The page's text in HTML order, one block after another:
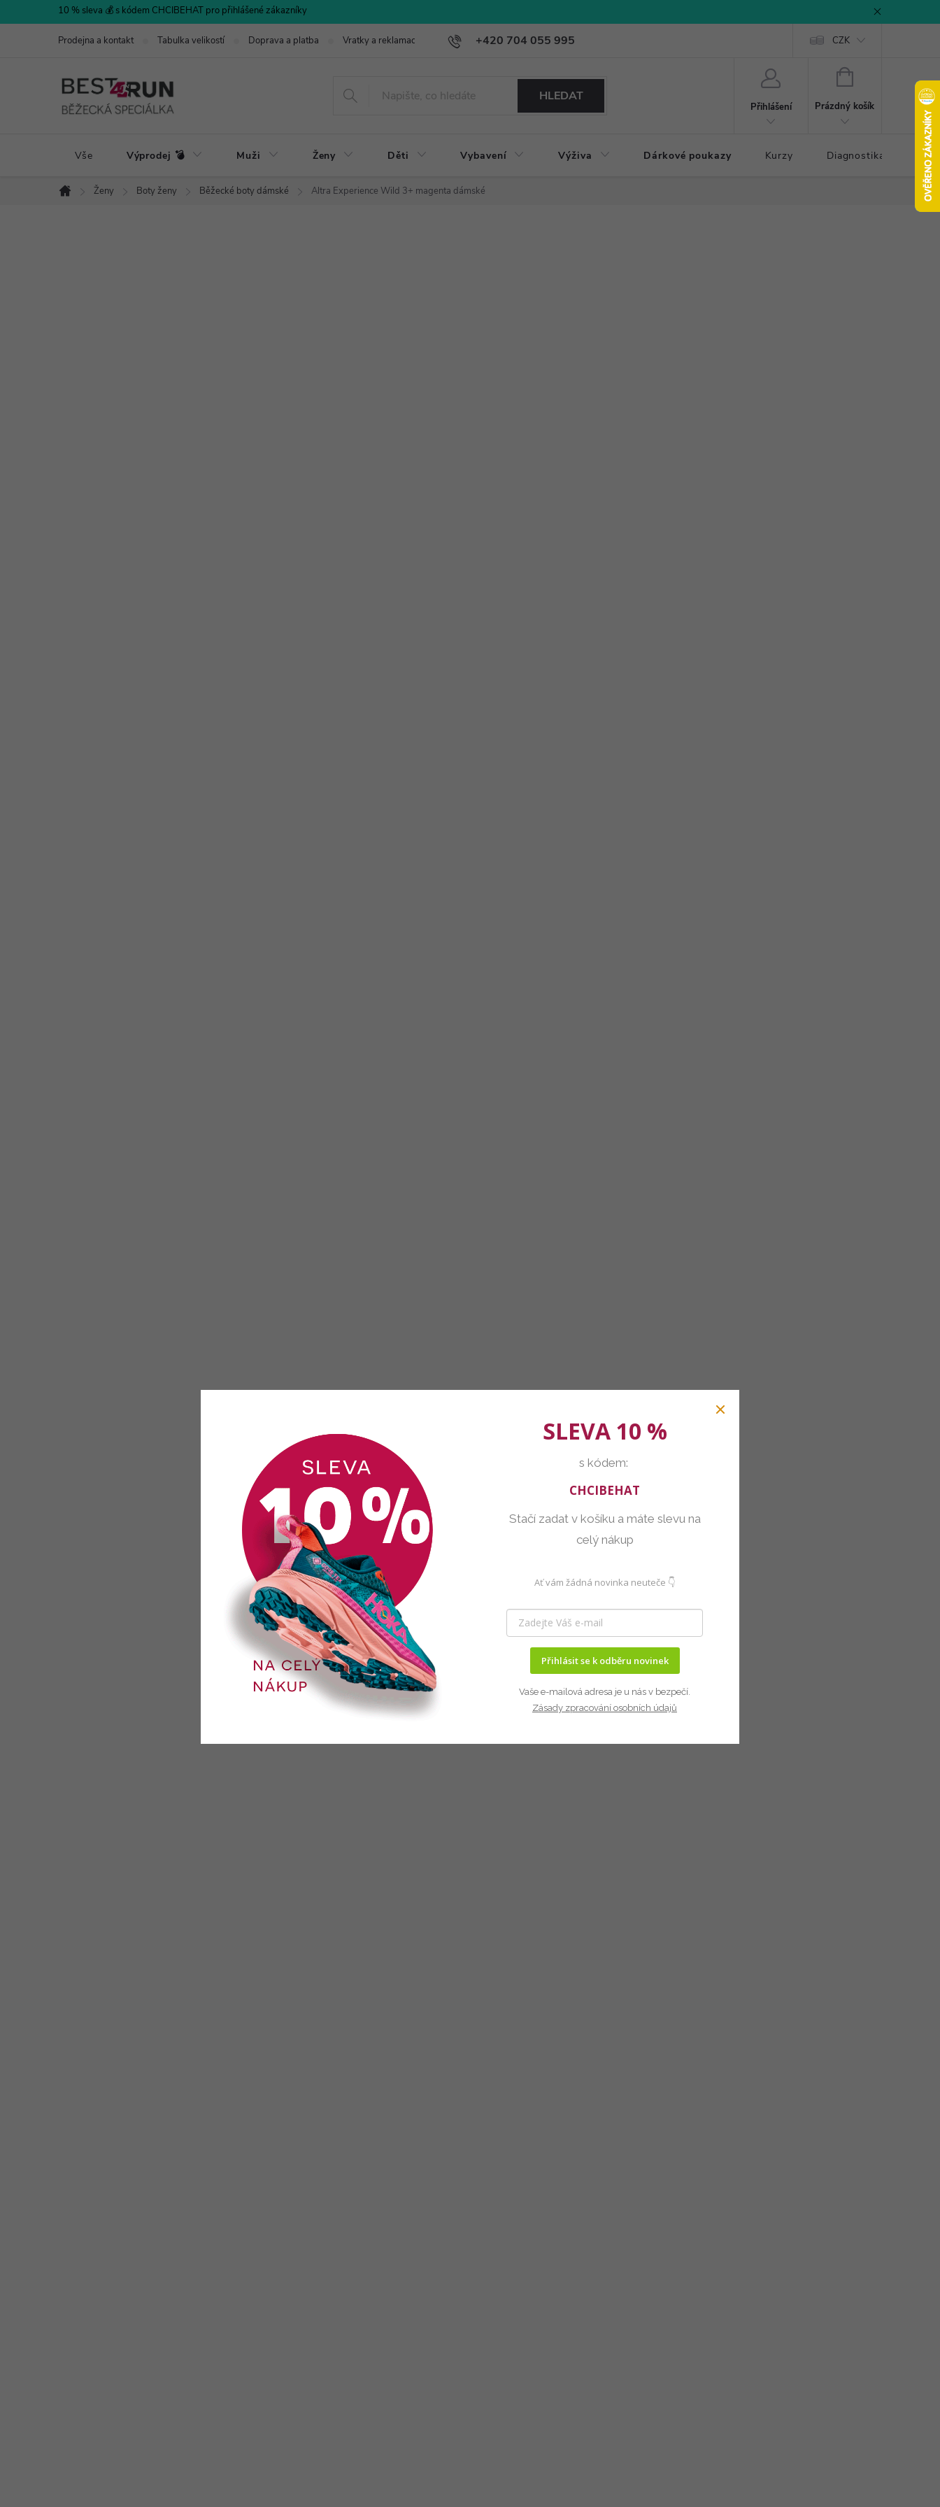
na
10 % sleva 💰 s kódem CHCIBEHAT pro přihlášené zákazníky
+420 704 055 995
Prodejna a kontakt Tabulka velikostí Doprava a platba Vratky a reklamace CZK
HLEDAT
Přihlášení
NÁKUPNÍ
Prázdný košík
Vše Výprodej 💣 Muži Ženy Děti Vybavení Výživa Dárkové poukazy Kurzy Diagnostika došlapu
Domů
Ženy Boty ženy Běžecké boty dámské Altra Experience Wild 3+ magenta dámské
SLEVA 10 %
s kódem:
CHCIBEHAT
Stačí zadat v košíku a máte slevu na
celý nákup
Ať vám žádná novinka neuteče 👇
Přihlásit se k odběru novinek
Vaše e-mailová adresa je u nás v bezpečí.
Zásady zpracování osobních údajů